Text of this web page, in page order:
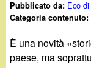
g
a
Pubblicato da: Eco
Categoria contenuto:
È una novità
paese, ma